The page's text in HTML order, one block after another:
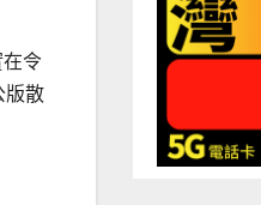
令
版散